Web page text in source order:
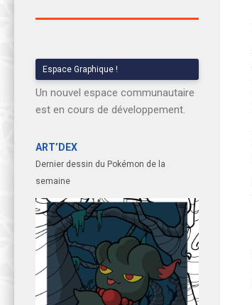
Espace Graphique !
Un nouvel espace communautaire
est en cours de développement.
ART’DEX
Dernier dessin du Pokémon de la
semaine